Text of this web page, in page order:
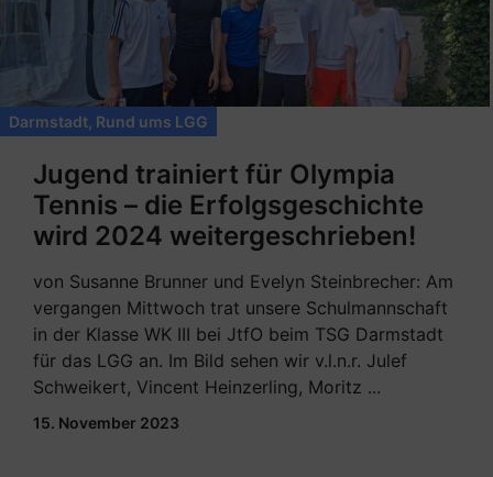
Darmstadt Rund ums LGG
Jugend trainiert für Olympia
Tennis – die Erfolgsgeschichte
wird 2024 weitergeschrieben!
von Susanne Brunner und Evelyn Steinbrecher: Am
vergangen Mittwoch trat unsere Schulmannschaft
in der Klasse WK III bei JtfO beim TSG Darmstadt
für das LGG an. Im Bild sehen wir v.l.n.r. Julef
Schweikert, Vincent Heinzerling, Moritz ...
15. November 2023